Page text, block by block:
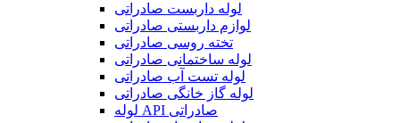
لوله داربست صادراتی
لوازم داربستی صادراتی
تخته روسی صادراتی
لوله ساختمانی صادراتی
لوله تست آب صادراتی
لوله گاز خانگی صادراتی
لوله API صادراتی